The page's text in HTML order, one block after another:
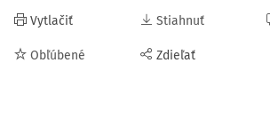
Vytlačiť
Obľúbené
Stiahnuť
Zdieľať